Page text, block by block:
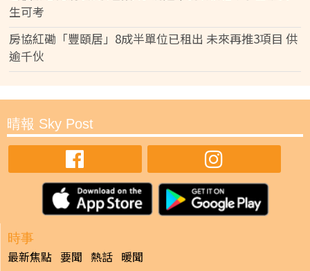
生可考
房協紅磡「豐頤居」8成半單位已租出 未來再推3項目 供
逾千伙
晴報 Sky Post
時事
最新焦點 要聞 熱話 暖聞